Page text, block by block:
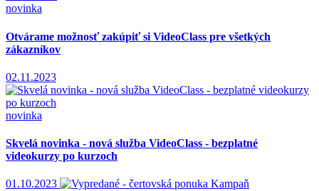
novinka
Otvárame možnosť zakúpiť si VideoClass pre všetkých
zákazníkov
02.11.2023
novinka
Skvelá novinka - nová služba VideoClass - bezplatné
videokurzy po kurzoch
01.10.2023 Kampaň